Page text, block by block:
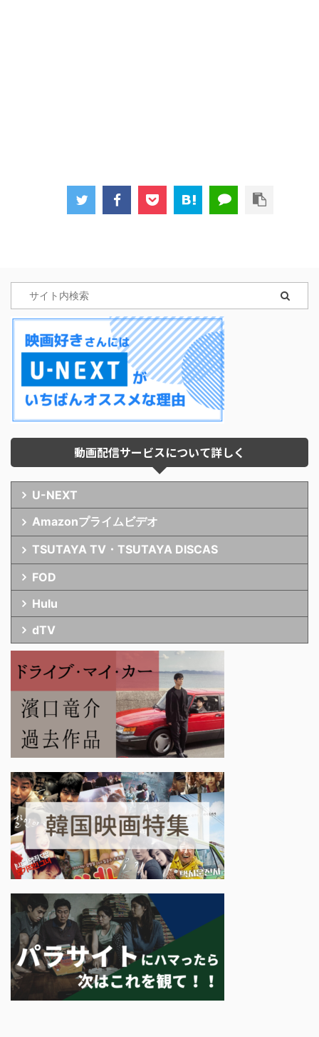
動画配信サービスについて詳しく
U-NEXT
Amazonプライムビデオ
TSUTAYA TV・TSUTAYA DISCAS
FOD
Hulu
dTV